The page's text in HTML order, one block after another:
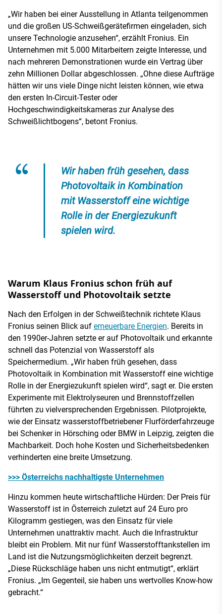
„Wir haben bei einer Ausstellung in Atlanta teilgenommen
und die großen US-Schweißgerätefirmen eingeladen, sich
unsere Technologie anzusehen“, erzählt Fronius. Ein
Unternehmen mit 5.000 Mitarbeitern zeigte Interesse, und
nach mehreren Demonstrationen wurde ein Vertrag über
zehn Millionen Dollar abgeschlossen. „Ohne diese Aufträge
hätten wir uns viele Dinge nicht leisten können, wie etwa
den ersten In-Circuit-Tester oder
Hochgeschwindigkeitskameras zur Analyse des
Schweißlichtbogens“, betont Fronius.
Wir haben früh gesehen, dass
Photovoltaik in Kombination
mit Wasserstoff eine wichtige
Rolle in der Energiezukunft
spielen wird.
Warum Klaus Fronius schon früh auf
Wasserstoff und Photovoltaik setzte
Nach den Erfolgen in der Schweißtechnik richtete Klaus
Fronius seinen Blick auf erneuerbare Energien. Bereits in
den 1990er-Jahren setzte er auf Photovoltaik und erkannte
schnell das Potenzial von Wasserstoff als
Speichermedium. „Wir haben früh gesehen, dass
Photovoltaik in Kombination mit Wasserstoff eine wichtige
Rolle in der Energiezukunft spielen wird“, sagt er. Die ersten
Experimente mit Elektrolyseuren und Brennstoffzellen
führten zu vielversprechenden Ergebnissen. Pilotprojekte,
wie der Einsatz wasserstoffbetriebener Flurförderfahrzeuge
bei Schenker in Hörsching oder BMW in Leipzig, zeigten die
Machbarkeit. Doch hohe Kosten und Sicherheitsbedenken
verhinderten eine breite Umsetzung.
>>> Österreichs nachhaltigste Unternehmen
Hinzu kommen heute wirtschaftliche Hürden: Der Preis für
Wasserstoff ist in Österreich zuletzt auf 24 Euro pro
Kilogramm gestiegen, was den Einsatz für viele
Unternehmen unattraktiv macht. Auch die Infrastruktur
bleibt ein Problem. Mit nur fünf Wasserstofftankstellen im
Land ist die Nutzungsmöglichkeiten derzeit begrenzt.
„Diese Rückschläge haben uns nicht entmutigt“, erklärt
Fronius. „Im Gegenteil, sie haben uns wertvolles Know-how
gebracht.“